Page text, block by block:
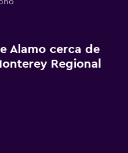
Alamo cerca de
Regional